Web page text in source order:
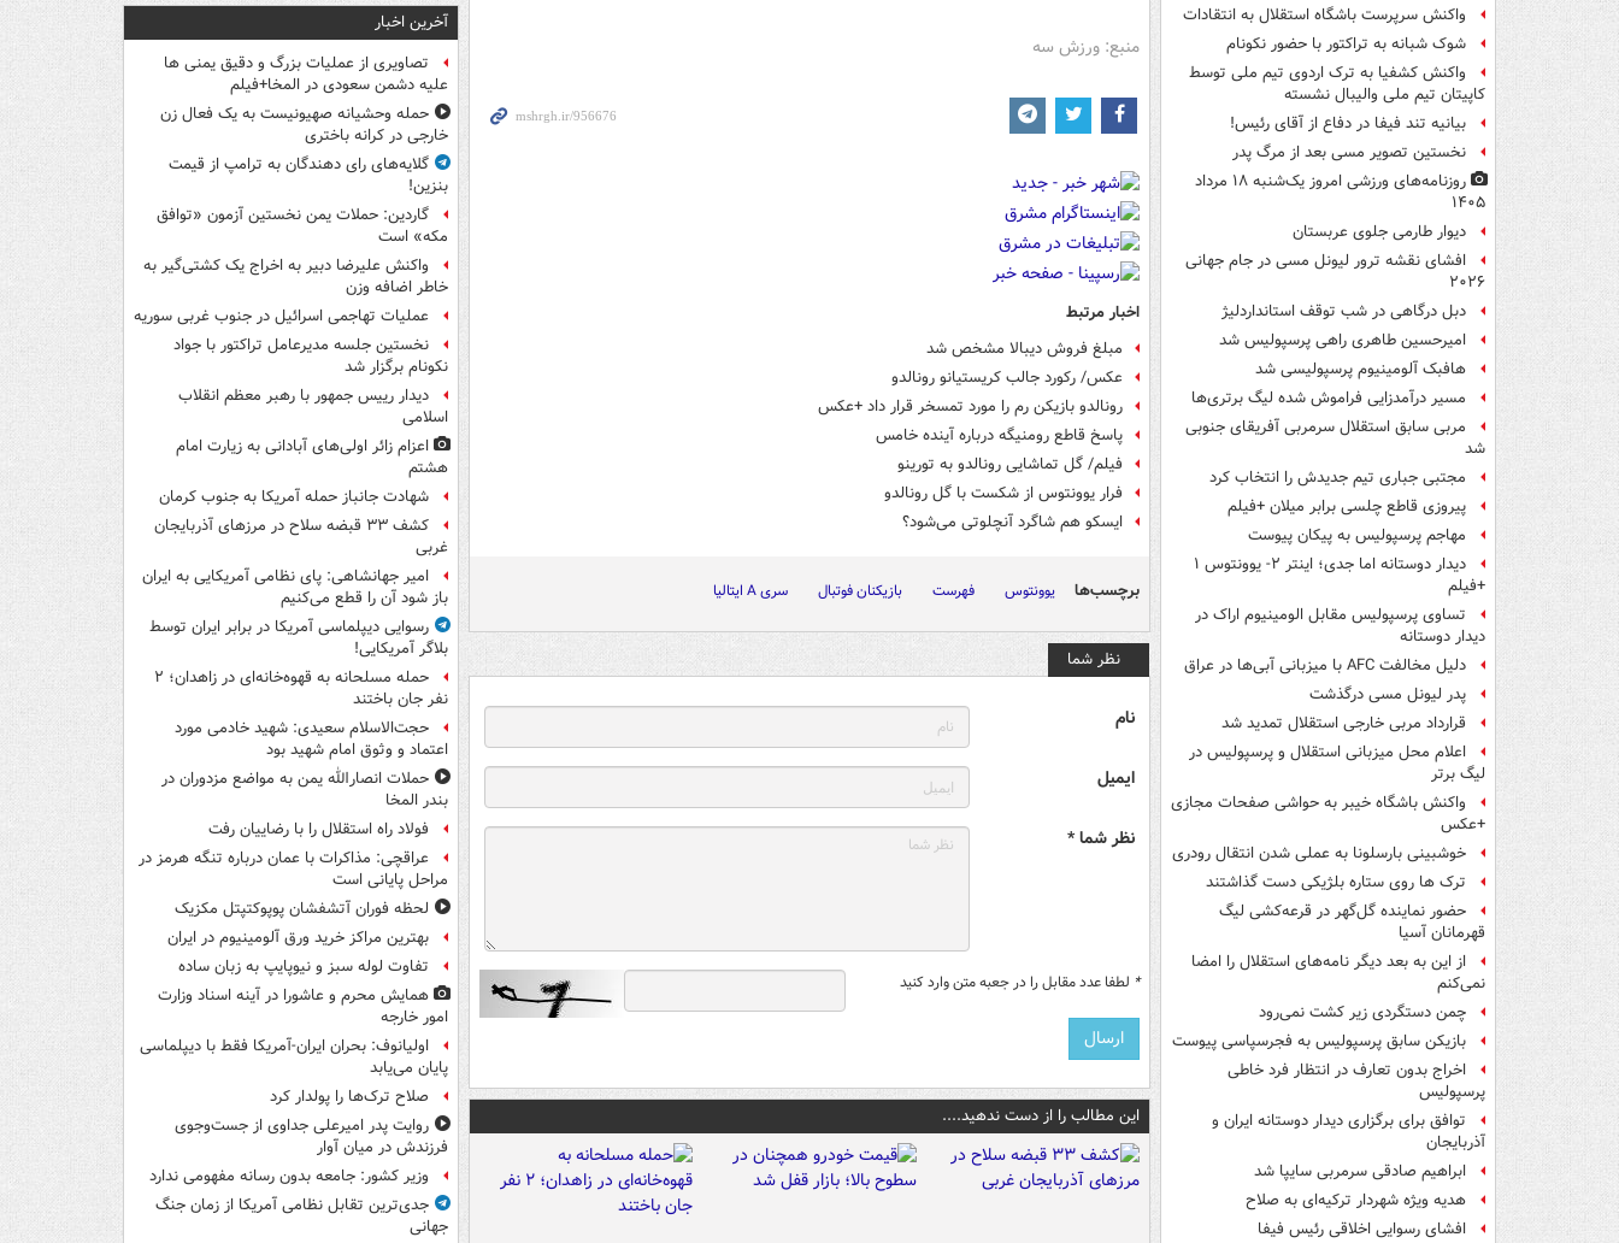
واکنش سرپرست باشگاه استقلال به انتقادات
شوک شبانه به تراکتور با حضور نکونام
واکنش کشفیا به ترک اردوی تیم ملی توسط
کاپیتان تیم ملی والیبال نشسته
بیانیه تند فیفا در دفاع از آقای رئیس!
نخستین تصویر مسی بعد از مرگ پدر
روزنامه‌های ورزشی امروز یک‌شنبه ۱۸ مرداد
۱۴۰۵
دیوار طارمی جلوی عربستان
افشای نقشه ترور لیونل مسی در جام جهانی
۲۰۲۶
دبل درگاهی در شب توقف استانداردلیژ
امیرحسین طاهری راهی پرسپولیس شد
هافبک آلومینیوم پرسپولیسی شد
مسیر درآمدزایی فراموش شده لیگ برتری‌ها
مربی سابق استقلال سرمربی آفریقای جنوبی
شد
مجتبی جباری تیم جدیدش را انتخاب کرد
پیروزی قاطع چلسی برابر میلان +فیلم
مهاجم پرسپولیس به پیکان پیوست
دیدار دوستانه اما جدی؛ اینتر ۲- یوونتوس ۱
+فیلم
تساوی پرسپولیس مقابل الومینیوم اراک در
دیدار دوستانه
دلیل مخالفت AFC با میزبانی آبی‌ها در عراق
پدر لیونل مسی درگذشت
قرارداد مربی خارجی استقلال تمدید شد
اعلام محل میزبانی استقلال و پرسپولیس در
لیگ برتر
واکنش باشگاه خیبر به حواشی صفحات مجازی
+عکس
خوشبینی بارسلونا به عملی شدن انتقال رودری
ترک ها روی ستاره بلژیکی دست گذاشتند
حضور نماینده گل‌گهر در قرعه‌کشی لیگ
قهرمانان آسیا
از این به بعد دیگر نامه‌های استقلال را امضا
نمی‌کنم
چمن دستگردی زیر کشت نمی‌رود
بازیکن سابق پرسپولیس به فجرسپاسی پیوست
اخراج بدون تعارف در انتظار فرد خاطی
پرسپولیس
توافق برای برگزاری دیدار دوستانه ایران و
آذربایجان
ابراهیم صادقی سرمربی سایپا شد
هدیه ویژه شهردار ترکیه‌ای به صلاح
افشای رسوایی اخلاقی رئیس فیفا
منبع: ورزش سه
اخبار مرتبط
مبلغ فروش دیبالا مشخص شد
عکس/ رکورد جالب کریستیانو رونالدو
رونالدو بازیکن رم را مورد تمسخر قرار داد +عکس
پاسخ قاطع رومنیگه درباره آینده خامس
فیلم/ گل تماشایی رونالدو به تورینو
فرار یوونتوس از شکست با گل رونالدو
ایسکو هم شاگرد آنچلوتی می‌شود؟
برچسب‌ها یوونتوس فهرست بازیکنان فوتبال سری A ایتالیا
نظر شما
نام
ایمیل
نظر شما *
* لطفا عدد مقابل را در جعبه متن وارد کنید
این مطالب را از دست ندهید....
آخرین اخبار
تصاویری از عملیات بزرگ و دقیق یمنی ها
علیه دشمن سعودی در المخا+فیلم
حمله وحشیانه صهیونیست به یک فعال زن
خارجی در کرانه باختری
گلایه‌های رای دهندگان به ترامپ از قیمت
بنزین!
گاردین: حملات یمن نخستین آزمون «توافق
مکه» است
واکنش علیرضا دبیر به اخراج یک کشتی‌گیر به
خاطر اضافه وزن
عملیات تهاجمی اسرائیل در جنوب غربی سوریه
نخستین جلسه مدیرعامل تراکتور با جواد
نکونام برگزار شد
دیدار رییس جمهور با رهبر معظم انقلاب
اسلامی
اعزام زائر اولی‌های آبادانی به زیارت امام
هشتم
شهادت جانباز حمله آمریکا به جنوب کرمان
کشف ۳۳ قبضه سلاح در مرزهای آذربایجان
غربی
امیر جهانشاهی: پای نظامی آمریکایی به ایران
باز شود آن را قطع می‌کنیم
رسوایی دیپلماسی آمریکا در برابر ایران توسط
بلاگر آمریکایی!
حمله مسلحانه به قهوه‌خانه‌ای در زاهدان؛ ۲
نفر جان باختند
حجت‌الاسلام سعیدی: شهید خادمی مورد
اعتماد و وثوق امام شهید بود
حملات انصارالله یمن به مواضع مزدوران در
بندر المخا
فولاد راه استقلال را با رضاییان رفت
عراقچی: مذاکرات با عمان درباره تنگه هرمز در
مراحل پایانی است
لحظه فوران آتشفشان پوپوکتپتل مکزیک
بهترین مراکز خرید ورق آلومینیوم در ایران
تفاوت لوله سبز و نیوپایپ به زبان ساده
همایش محرم و عاشورا در آینه اسناد وزارت
امور خارجه
اولیانوف: بحران ایران-آمریکا فقط با دیپلماسی
پایان می‌یابد
صلاح ترک‌ها را پولدار کرد
روایت پدر امیرعلی جداوی از جست‌وجوی
فرزندش در میان آوار
وزیر کشور: جامعه بدون رسانه مفهومی ندارد
جدی‌ترین تقابل نظامی آمریکا از زمان جنگ
جهانی